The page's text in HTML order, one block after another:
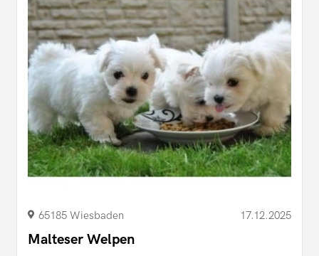
65185 Wiesbaden 17.12.2025
Malteser Welpen